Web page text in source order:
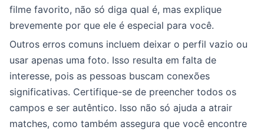
filme favorito, não só diga qual é, mas explique
brevemente por que ele é especial para você.
Outros erros comuns incluem deixar o perfil vazio ou
usar apenas uma foto. Isso resulta em falta de
interesse, pois as pessoas buscam conexões
significativas. Certifique-se de preencher todos os
campos e ser autêntico. Isso não só ajuda a atrair
matches, como também assegura que você encontre